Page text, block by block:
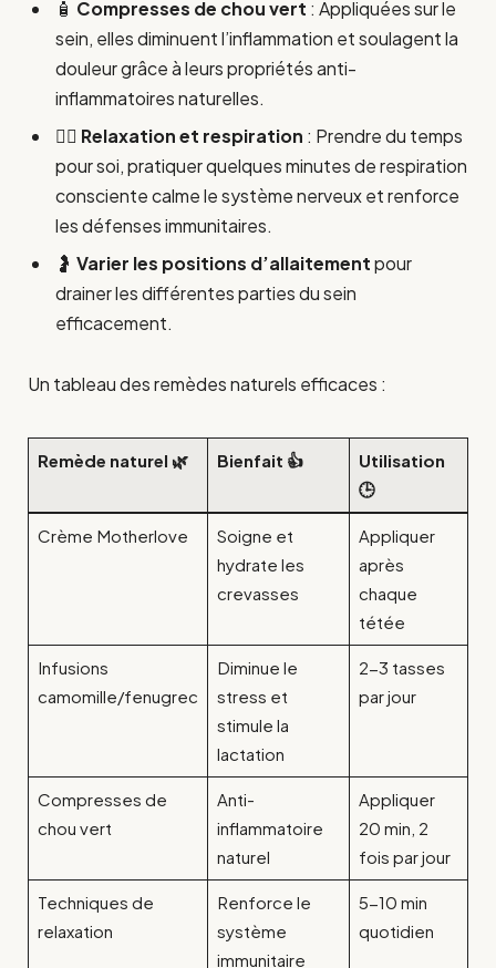
🧴 Compresses de chou vert : Appliquées sur le
sein, elles diminuent l’inflammation et soulagent la
douleur grâce à leurs propriétés anti-
inflammatoires naturelles.
🧘‍♀️ Relaxation et respiration : Prendre du temps
pour soi, pratiquer quelques minutes de respiration
consciente calme le système nerveux et renforce
les défenses immunitaires.
🤰 Varier les positions d’allaitementpour
drainer les différentes parties du sein
efficacement.
Un tableau des remèdes naturels efficaces :
Remède naturel 🌿 Bienfait 👍
Utilisation
🕒
Crème Motherlove
Soigne et
hydrate les
crevasses
Appliquer
après
chaque
tétée
Infusions
camomille/fenugrec
Diminue le
stress et
stimule la
lactation
2-3 tasses
par jour
Compresses de
chou vert
Anti-
inflammatoire
naturel
Appliquer
20 min, 2
fois par jour
Techniques de
relaxation
Renforce le
système
immunitaire
5-10 min
quotidien